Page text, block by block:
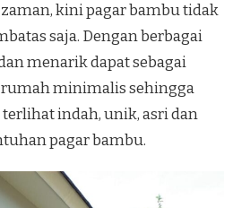
kini pagar bambu tidak
saja. Dengan berbagai
menarik dapat sebagai
minimalis sehingga
indah, unik, asri dan
pagar bambu.